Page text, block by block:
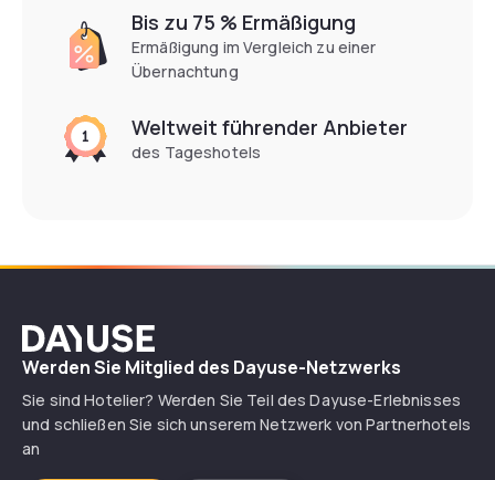
Bis zu 75 % Ermäßigung
Ermäßigung im Vergleich zu einer
Übernachtung
Weltweit führender Anbieter
des Tageshotels
Dayuse
Werden Sie Mitglied des Dayuse-Netzwerks
Sie sind Hotelier? Werden Sie Teil des Dayuse-Erlebnisses
und schließen Sie sich unserem Netzwerk von Partnerhotels
an